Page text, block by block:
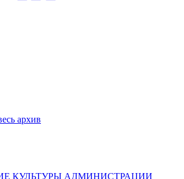
архив
КУЛЬТУРЫ АДМИНИСТРАЦИИ